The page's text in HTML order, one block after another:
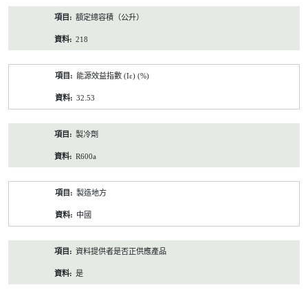
額定總容積（公升）
218
能源效益指數 (Iε) (%)
32.53
製冷劑
R600a
製造地方
中國
資料提供者是否正供應產品
是